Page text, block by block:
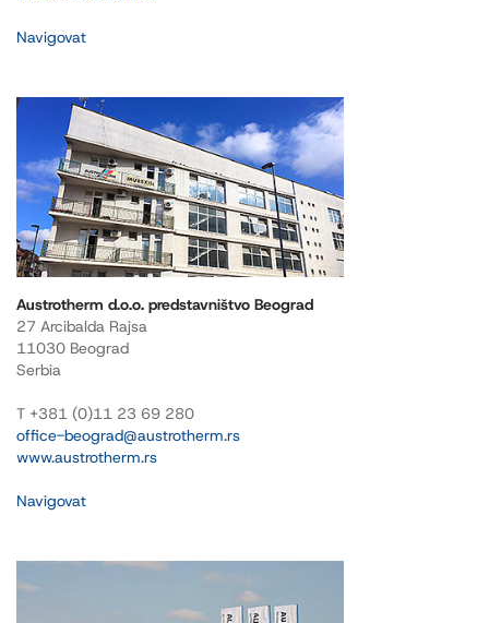
Navigovat
Austrotherm d.o.o. predstavništvo Beograd
27 Arcibalda Rajsa
11030 Beograd
Serbia
T +381 (0)11 23 69 280
office-beograd@austrotherm.rs
www.austrotherm.rs
Navigovat